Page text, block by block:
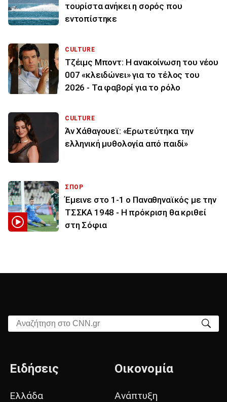
τουρίστα ανήκει η σορός που
εντοπίστηκε
CULTURE
Τζέιμς Μποντ: Η ανακοίνωση του νέου
007 «κλειδώνει» για το τέλος του
2026 - Τα φαβορί για το ρόλο
CULTURE
Άν Χάθαγουεϊ: «Ερωτεύτηκα την
ελληνική μυθολογία από παιδί»
ΣΠΟΡ
Έμεινε στο 1-1 ο Παναθηναϊκός με την
ΤΣΣΚΑ 1948 - Η πρόκριση θα κριθεί
στη Σόφια
Αναζήτηση στο CNN.gr
Ειδήσεις
Ελλάδα
Οικονομία
Ανάπτυξη